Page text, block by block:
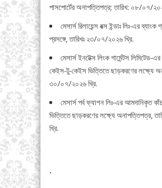
পাসপোর্টের অনাপত্তিপত্র; তারিখ: ০৮/০৭/
মেসার্স রিলায়েন্স বক্স ইন্ডাঃ লিঃ-এর
প্রসঙ্গে, তারিখঃ ২৩/০৭/২০২৬ খ্রি.
মেসার্স ইনটেক্স লিংক গার্মেন্টস
কেইস-টু-কেইস ভিত্তিতে ছাড়করণের লক্ষ্যে
৩০/০৭/২০২৬ খ্রি.
মেসার্স পর্ব ফ্যাশন লিঃ-এর আমদানিকৃত
ভিত্তিতে ছাড়করণের লক্ষ্যে অনাপত্তিপত্র,
খ্রি.
.